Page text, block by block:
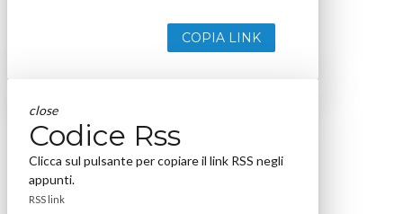
COPIA LINK
close
Codice Rss
Clicca sul pulsante per copiare il link RSS negli
appunti.
RSS link